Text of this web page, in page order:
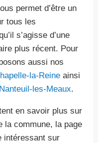
permet d’être un
tous les
s’agisse d’une
plus récent. Pour
aussi nos
la-Reine ainsi
les-Meaux.
en savoir plus sur
la commune, la page
intéressant sur